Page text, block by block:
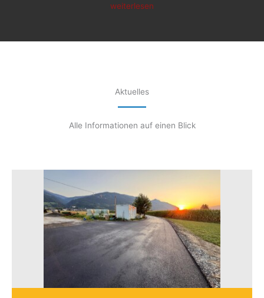
weiterlesen
Aktuelles
Alle Informationen auf einen Blick